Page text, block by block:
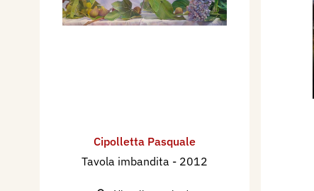
Cipolletta Pasquale
Tavola imbandita - 2012